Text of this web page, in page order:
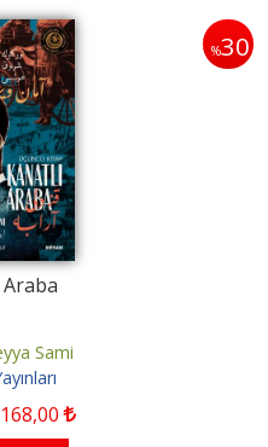
%30
Araba
Sami
168,00